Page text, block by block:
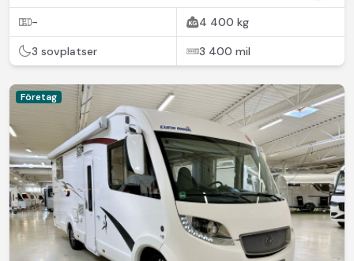
- 4 400 kg
3 sovplatser 3 400 mil
Företag